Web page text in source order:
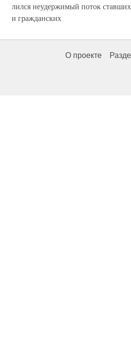
лился неудержимый поток
и гражданских
О проекте